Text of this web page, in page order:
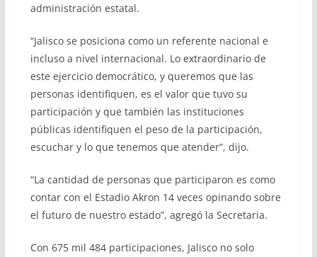
administración estatal.
“Jalisco se posiciona como un referente nacional e
incluso a nivel internacional. Lo extraordinario de
este ejercicio democrático, y queremos que las
personas identifiquen, es el valor que tuvo su
participación y que también las instituciones
públicas identifiquen el peso de la participación,
escuchar y lo que tenemos que atender”, dijo.
“La cantidad de personas que participaron es como
contar con el Estadio Akron 14 veces opinando sobre
el futuro de nuestro estado”, agregó la Secretaria.
Con 675 mil 484 participaciones, Jalisco no solo